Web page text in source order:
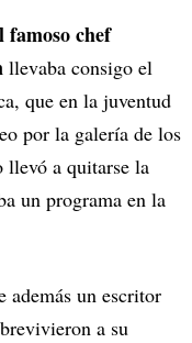
famoso chef
llevaba consigo el
que en la juventud
por la galería de los
llevó a quitarse la
un programa en la
además un escritor
a su